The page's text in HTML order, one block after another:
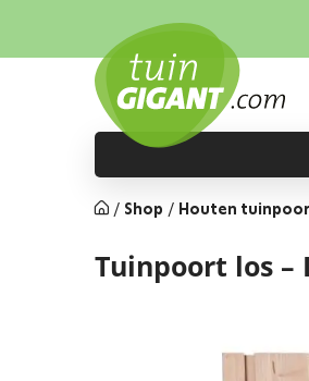
/ Shop / Houten
Tuinpoort los –